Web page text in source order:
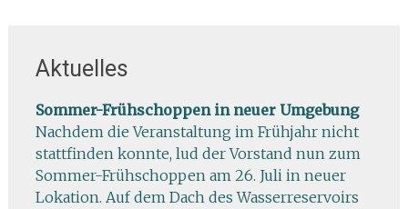
Aktuelles
Sommer-Frühschoppen in neuer Umgebung
Nachdem die Veranstaltung im Frühjahr nicht
stattfinden konnte, lud der Vorstand nun zum
Sommer-Frühschoppen am 26. Juli in neuer
Lokation. Auf dem Dach des Wasserreservoirs